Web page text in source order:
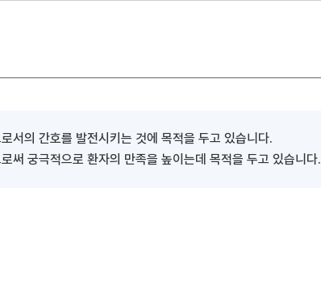
서의 간호를 발전시키는 것에 목적을 두고 있습니다.
써 궁극적으로 환자의 만족을 높이는데 목적을 두고 있습니다.